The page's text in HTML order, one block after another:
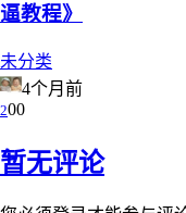
逼教程》
未分类
4个月前
200
暂无评论